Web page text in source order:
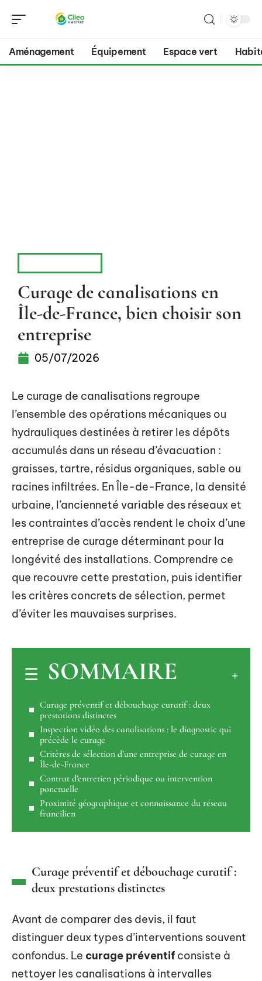
Aménagement Équipement Espace vert
Curage de canalisations en
Île-de-France, bien choisir son
entreprise
05/07/2026
Le curage de canalisations regroupe
l’ensemble des opérations mécaniques ou
hydrauliques destinées à retirer les dépôts
accumulés dans un réseau d’évacuation :
graisses, tartre, résidus organiques, sable ou
racines infiltrées. En Île-de-France, la densité
urbaine, l’ancienneté variable des réseaux et
les contraintes d’accès rendent le choix d’une
entreprise de curage déterminant pour la
longévité des installations. Comprendre ce
que recouvre cette prestation, puis identifier
les critères concrets de sélection, permet
d’éviter les mauvaises surprises.
SOMMAIRE
Curage préventif et débouchage curatif : deux
prestations distinctes
Inspection vidéo des canalisations : le diagnostic qui
précède le curage
Critères de sélection d’une entreprise de curage en
Île-de-France
Contrat d’entretien périodique ou intervention
ponctuelle
Proximité géographique et connaissance du réseau
francilien
Curage préventif et débouchage curatif :
deux prestations distinctes
Avant de comparer des devis, il faut
distinguer deux types d’interventions souvent
confondus. Le curage préventif consiste à
nettoyer les canalisations à intervalles